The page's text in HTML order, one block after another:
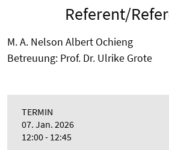
Referent/
M. A. Nelson Albert Ochieng
Betreuung: Prof. Dr. Ulrike Grote
TERMIN
07. Jan. 2026
12:00 - 12:45